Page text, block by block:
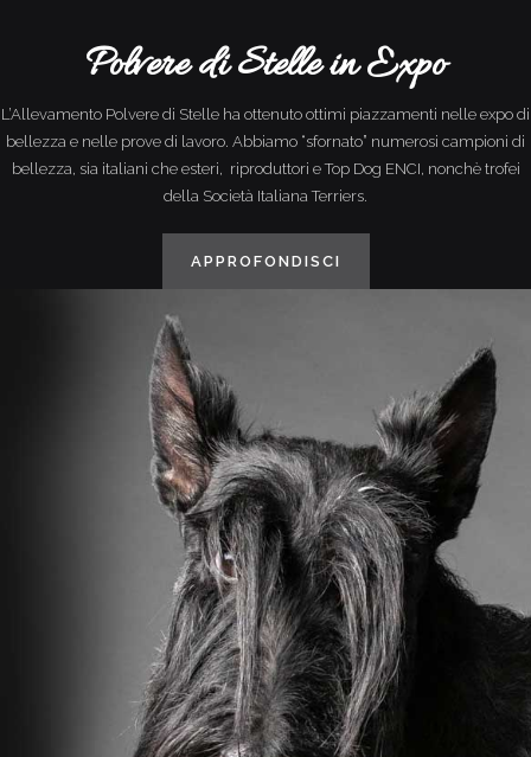
Polvere di Stelle in Expo
L’Allevamento Polvere di Stelle ha ottenuto ottimi piazzamenti nelle expo di
bellezza e nelle prove di lavoro. Abbiamo “sfornato” numerosi campioni di
bellezza, sia italiani che esteri, riproduttori e Top Dog ENCI, nonchè trofei
della Società Italiana Terriers.
APPROFONDISCI